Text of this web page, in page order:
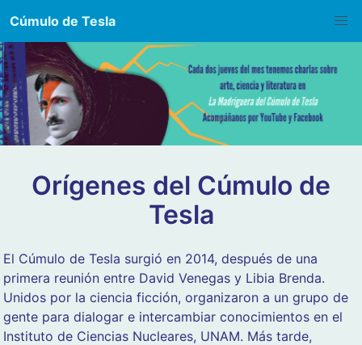
Cúmulo de Tesla
Orígenes del Cúmulo de
Tesla
El Cúmulo de Tesla surgió en 2014, después de una
primera reunión entre David Venegas y Libia Brenda.
Unidos por la ciencia ficción, organizaron a un grupo de
gente para dialogar e intercambiar conocimientos en el
Instituto de Ciencias Nucleares, UNAM. Más tarde,